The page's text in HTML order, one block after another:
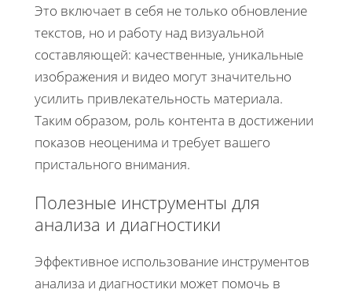
Это включает в себя не только обновление
текстов, но и работу над визуальной
составляющей: качественные, уникальные
изображения и видео могут значительно
усилить привлекательность материала.
Таким образом, роль контента в достижении
показов неоценима и требует вашего
пристального внимания.
Полезные инструменты для
анализа и диагностики
Эффективное использование инструментов
анализа и диагностики может помочь в